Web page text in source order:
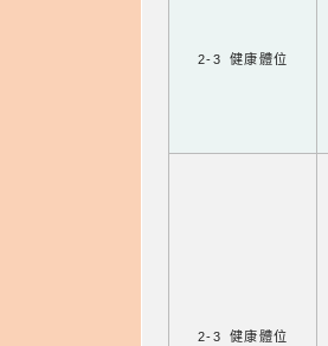
2-3 健康體位
2-3 健康體位